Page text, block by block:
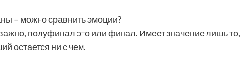
– можно сравнить эмоции?
полуфинал это или финал. Имеет значение лишь то,
остается ни с чем.